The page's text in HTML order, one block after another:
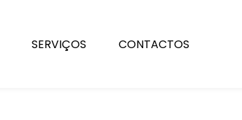
SERVIÇOS CONTACTOS